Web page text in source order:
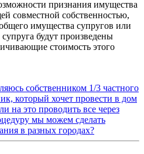
признания имущества
совместной собственностью,
имущества супругов или
будут произведены
стоимость этого
собственником 1/3 частного
который хочет провести в дом
на это проводить все через
мы можем сделать
в разных городах?